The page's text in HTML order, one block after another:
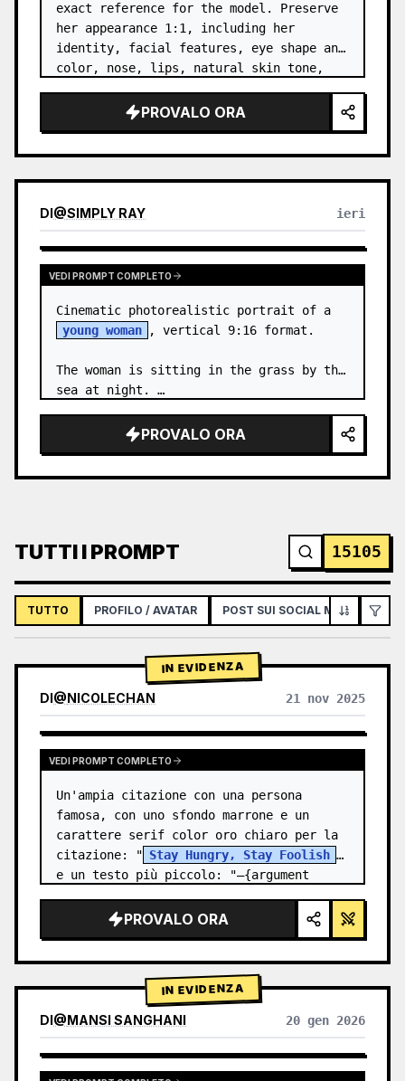
exact reference for the model. Preserve
her appearance 1:1, including her
identity, facial features, eye shape and
color, nose, lips, natural skin tone,
volume, texture, facial expressi…
PROVALO ORA
DI@SIMPLY RAY ieri
VEDI PROMPT COMPLETO
young woman
, vertical 9:16 format.
The woman is sitting in the grass by the
sea at night. …
PROVALO ORA
TUTTI I PROMPT 15105
TUTTO PROFILO / AVATAR POST SUI SOCIAL MEDIA
IN EVIDENZA
DI@NICOLECHAN 21 nov 2025
VISUALIZZA RISULTATI DI ALTRI MODELLI
VEDI PROMPT COMPLETO
Un'ampia citazione con una persona
famosa, con uno sfondo marrone e un
carattere serif color oro chiaro per la
citazione: " Stay Hungry, Stay Foolish "
e un testo più piccolo: "—{argument
PROVALO ORA
IN EVIDENZA
DI@MANSI SANGHANI 20 gen 2026
VISUALIZZA RISULTATI DI ALTRI MODELLI